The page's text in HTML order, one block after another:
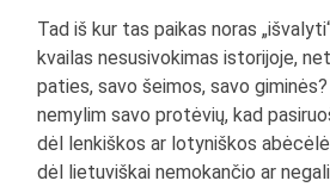
Tad iš kur tas paikas noras
kvailas nesusivokimas istorijoje,
paties, savo šeimos, savo
nemylim savo protėvių, kad
dėl lenkiškos ar lotyniškos
dėl lietuviškai nemokančio ar